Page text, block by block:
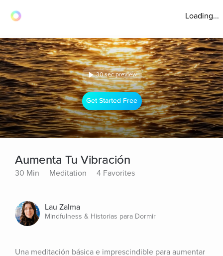
Loading...
30 sec preview
Get Started Free
Aumenta Tu Vibración
30 Min Meditation 4 Favorites
Lau Zalma
Mindfulness & Historias para Dormir
Una meditación básica e imprescindible para aumentar